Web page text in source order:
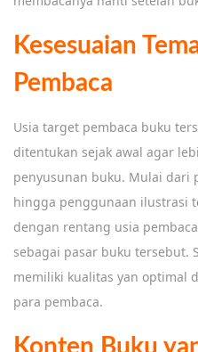
Kesesuaian
Pembaca
Usia target pembaca buku
ditentukan sejak awal agar
penyusunan buku. Mulai dari
hingga penggunaan ilustrasi
dengan rentang usia
sebagai pasar buku tersebut.
memiliki kualitas yan optimal
para pembaca.
Konten Buku